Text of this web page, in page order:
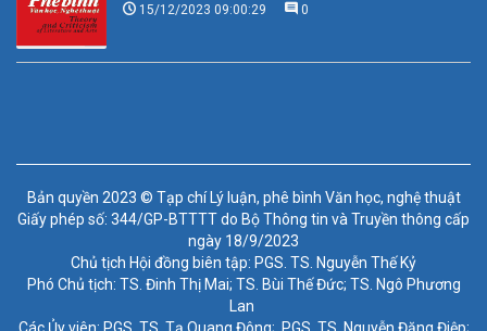
15/12/2023 09:00:29 0
Bản quyền 2023 © Tạp chí Lý luận, phê bình Văn học, nghệ thuật
Giấy phép số: 344/GP-BTTTT do Bộ Thông tin và Truyền thông cấp
ngày 18/9/2023
Chủ tịch Hội đồng biên tập: PGS. TS. Nguyễn Thế Kỷ
Phó Chủ tịch: TS. Đinh Thị Mai; TS. Bùi Thế Đức; TS. Ngô Phương
Lan